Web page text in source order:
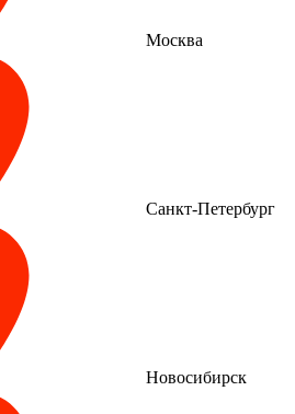
Москва
Санкт-Петербург
Новосибирск